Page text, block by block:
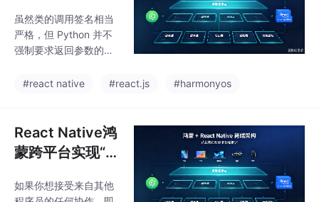
e()函数或者利用 ast.pa
rse()帮助函数，可以创
建 Python 代码的原始
没
Watch装饰器实
现，依赖数组[m
了效果触发的条
要的计算开销
虽然类的调用签名相当
严格，但 Python 并不
强制要求返回参数的类
n（参见 http://lucumr.
句话说，即使你有一丝
的怀疑，也不应该使用
它们，而应该尝试寻找
(object, globals, local
#react native #react.js #harmonyos
React Native鸿
蒙跨平台实现“分
项卡片 + 创建分
如果你想接受来自其他